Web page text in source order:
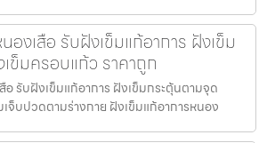
องเสือ รับฝังเข็มแก้อาการ ฝังเข็ม
ข็มครอบแก้ว ราคาถูก
อ รับฝังเข็มแก้อาการ ฝังเข็มกระตุ้นตามจุด
เจ็บปวดตามร่างกาย ฝังเข็มแก้อาการหนอง